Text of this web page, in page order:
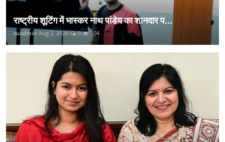
राष्ट्रीय शूटिंग में भास्कर नाथ पांडेय का शानदार प...
suadmin Aug 2, 2026 0 104